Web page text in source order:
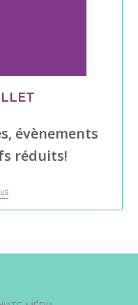
évènements
réduits!
France
Billet